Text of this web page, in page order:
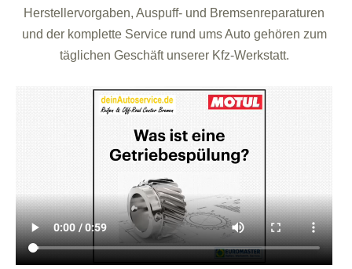
Herstellervorgaben, Auspuff- und Bremsenreparaturen
und der komplette Service rund ums Auto gehören zum
täglichen Geschäft unserer Kfz-Werkstatt.